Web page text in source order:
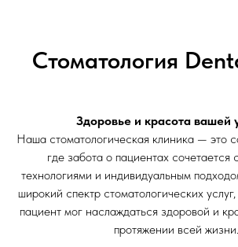
Стоматология
Здоровье и красота вашей
Наша стоматологическая клиника — это
где забота о пациентах сочетается
технологиями и индивидуальным
широкий спектр стоматологических
пациент мог наслаждаться здоровой и
протяжении всей жизни.